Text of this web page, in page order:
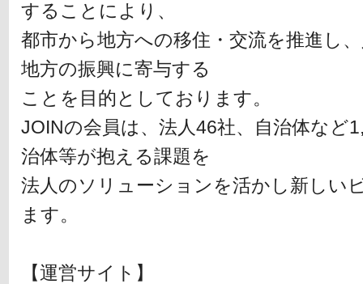
することにより、
都市から地方への移住・交流を推進し
地方の振興に寄与する
ことを目的としております。
JOINの会員は、法人46社、自治体など
治体等が抱える課題を
法人のソリューションを活かし新しい
ます。
【運営サイト】